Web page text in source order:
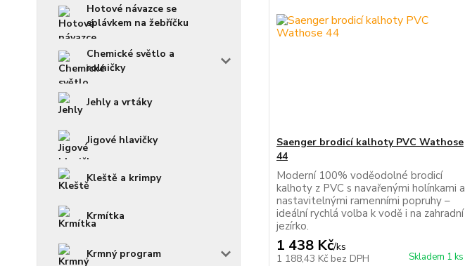
Hotové návazce se
splávkem na žebříčku
Chemické světlo a
rolničky
Jehly a vrtáky
Jigové hlavičky
Kleště a krimpy
Krmítka
Krmný program
Saenger brodicí kalhoty PVC Wathose
44
Moderní 100% voděodolné brodicí
kalhoty z PVC s navařenými holínkami a
nastavitelnými ramenními popruhy –
ideální rychlá volba k vodě i na zahradní
jezírko.
1 438 Kč/ks
1 188,43 Kč bez DPH Skladem 1 ks